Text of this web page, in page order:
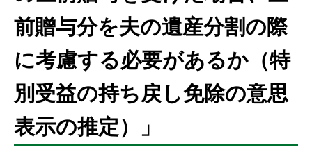
前贈与分を夫の遺産分割の際
に考慮する必要があるか（特
別受益の持ち戻し免除の意思
表示の推定）」